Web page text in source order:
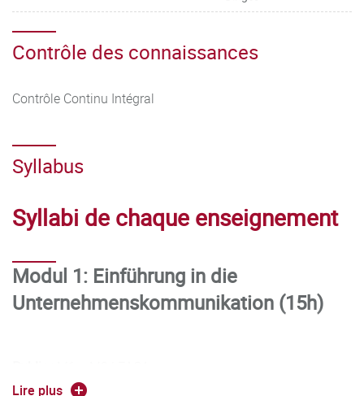
Contrôle des connaissances
Contrôle Continu Intégral
Syllabus
Syllabi de chaque enseignement
Modul 1: Einführung in die
Unternehmenskommunikation (15h)
Lire plus